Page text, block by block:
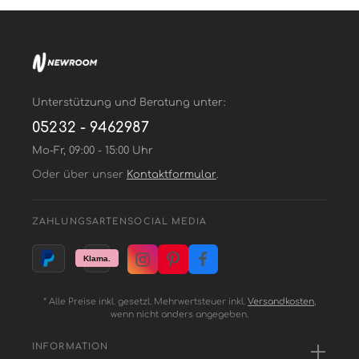
Unterstützung und Beratung unter:
05232 - 9462987
Mo-Fr, 09:00 - 15:00 Uhr
Oder über unser Kontaktformular.
ZAHLUNGSARTEN SOCIAL MEDIA
* Alle Preise inkl. gesetzl. Mehrwertsteuer inkl. Versandkosten,
wenn nicht anders angegeben.
INFORMATION